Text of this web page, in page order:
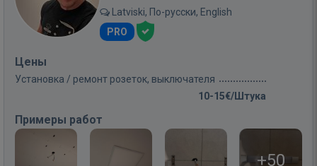
Latviski, По-русски, English
PRO
Цены
Установка / ремонт розеток, выключателя
10-15€/Штука
Примеры работ
+50